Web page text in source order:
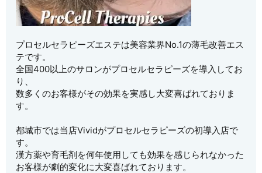
プロセルセラピーズエステは美容業界No.1の薄毛改善エス
テです。
全国400以上のサロンがプロセルセラピーズを導入してお
り、
数多くのお客様がその効果を実感し大変喜ばれておりま
す。
都城市では当店Vividがプロセルセラピーズの初導入店で
す。
漢方薬や育毛剤を何年使用しても効果を感じられなかった
お客様が劇的変化に大変喜ばれております。